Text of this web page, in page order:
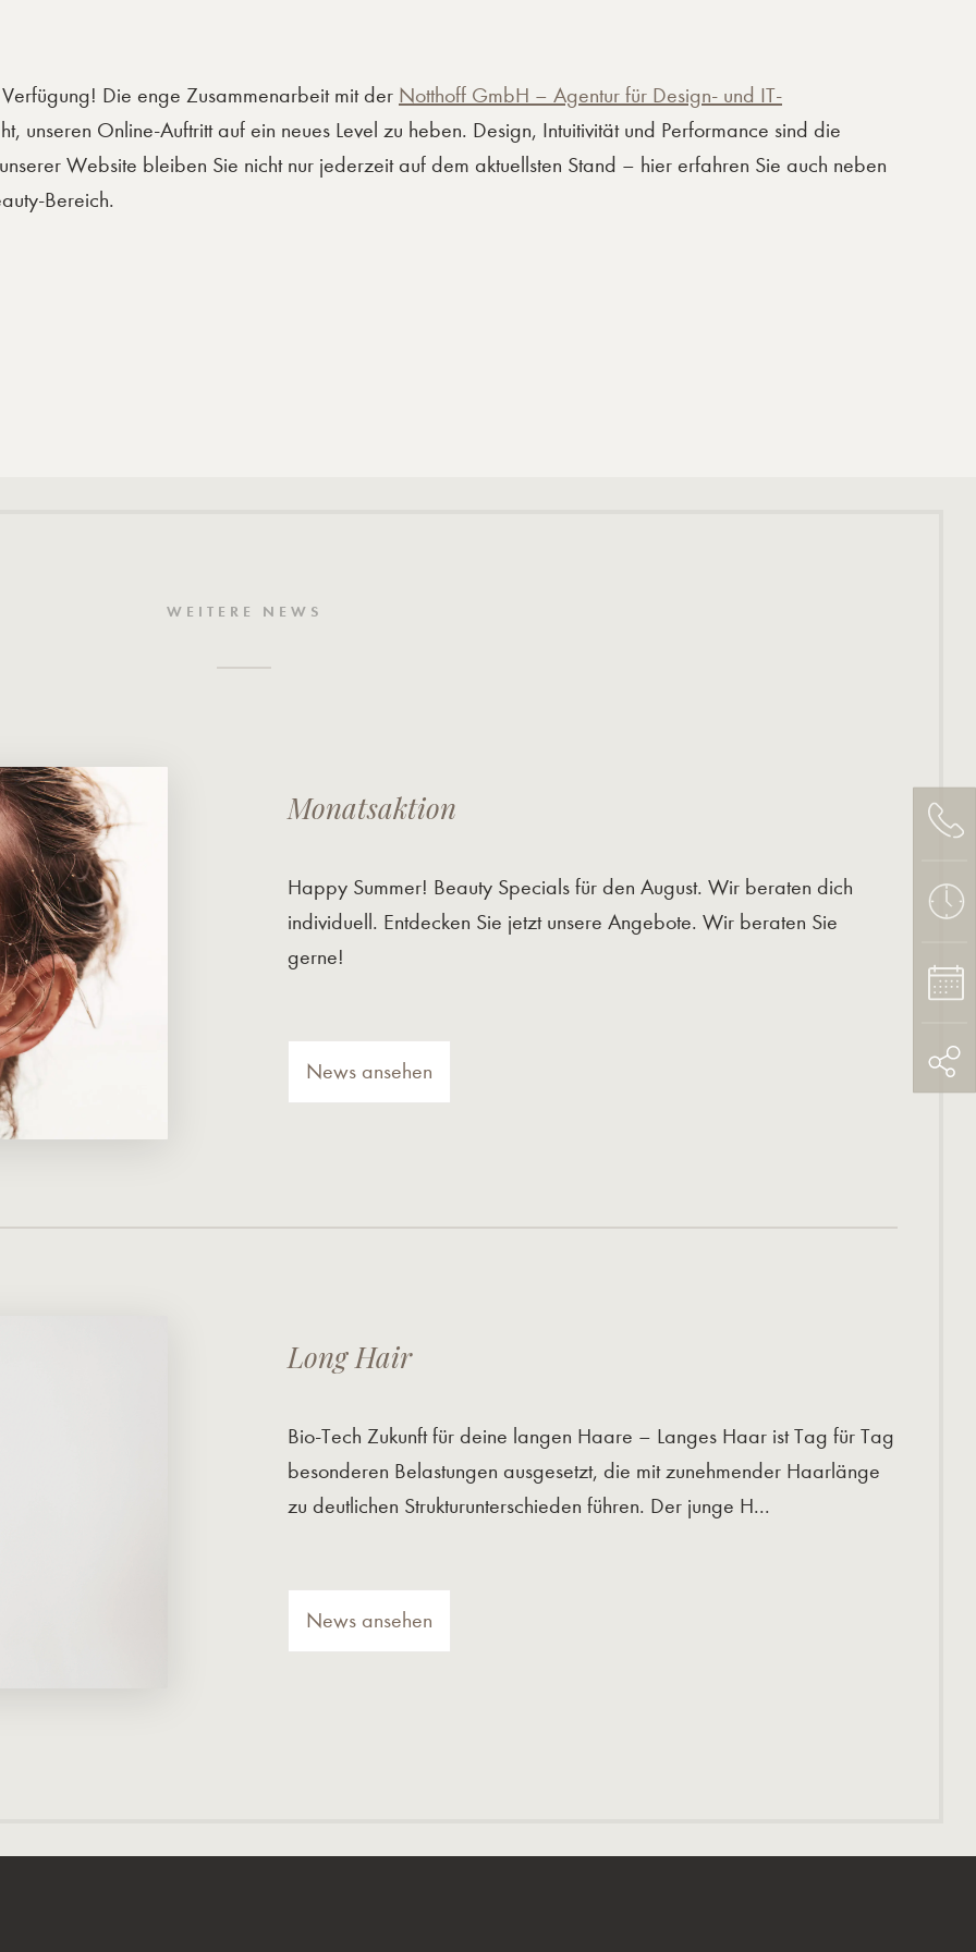
Die enge Zusammenarbeit mit der Notthoff GmbH – Agentur für Design- und IT-
unseren Online-Auftritt auf ein neues Level zu heben. Design, Intuitivität und Performance sind die
Website bleiben Sie nicht nur jederzeit auf dem aktuellsten Stand – hier erfahren Sie auch neben
Bereich.
WEITERE NEWS
Monatsaktion
Happy Summer! Beauty Specials für den August. Wir beraten dich
individuell. Entdecken Sie jetzt unsere Angebote. Wir beraten Sie
gerne!
News ansehen
Long Hair
Bio-Tech Zukunft für deine langen Haare – Langes Haar ist Tag für Tag
besonderen Belastungen ausgesetzt, die mit zunehmender Haarlänge
zu deutlichen Strukturunterschieden führen. Der junge H...
News ansehen